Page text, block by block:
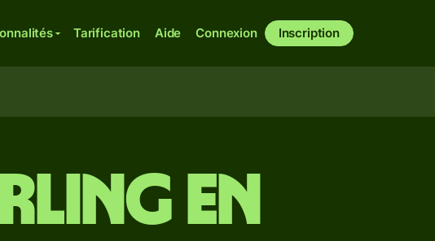
Tarification Aide Connexion Inscription
en